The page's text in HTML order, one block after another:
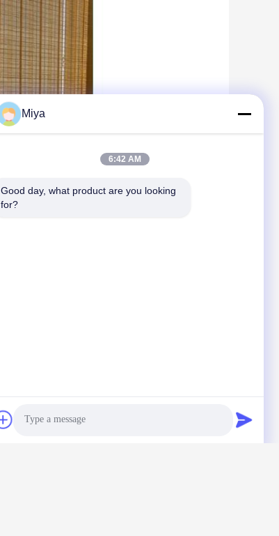
Miya
6:42 AM
Good day, what product are you looking
for?